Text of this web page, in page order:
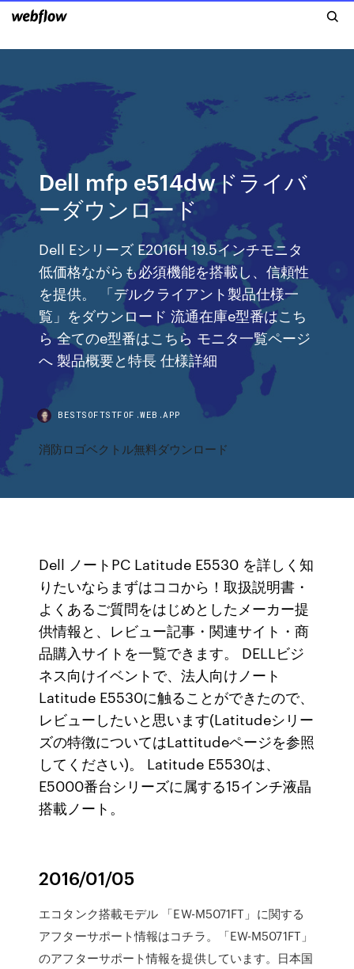
Dell mfp e514dwドライバ
ーダウンロード
Dell Eシリーズ E2016H 19.5インチモニタ
低価格ながらも必須機能を搭載し、信頼性
を提供。 「デルクライアント製品仕様一
覧」をダウンロード 流通在庫e型番はこち
ら 全てのe型番はこちら モニタ一覧ページ
へ 製品概要と特長 仕様詳細
BESTSOFTSTFOF.WEB.APP
消防ロゴベクトル無料ダウンロード
Dell ノートPC Latitude E5530 を詳しく知
りたいならまずはココから！取扱説明書・
よくあるご質問をはじめとしたメーカー提
供情報と、レビュー記事・関連サイト・商
品購入サイトを一覧できます。 DELLビジ
ネス向けイベントで、法人向けノート
Latitude E5530に触ることができたので、
レビューしたいと思います(Latitudeシリー
ズの特徴についてはLattitudeページを参照
してください)。 Latitude E5530は、
E5000番台シリーズに属する15インチ液晶
搭載ノート。
2016/01/05
エコタンク搭載モデル 「EW-M5071FT」に関する
アフターサポート情報はコチラ。「EW-M5071FT」
のアフターサポート情報を提供しています。日本国